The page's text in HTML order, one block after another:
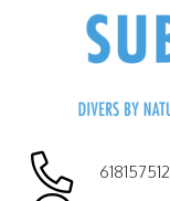
618157512